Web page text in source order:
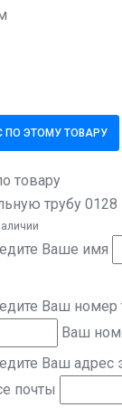
ПО ЭТОМУ ТОВАРУ
товару
трубу 0128
Ваше имя
Ваш номер
Ваш
Ваш адрес
почты